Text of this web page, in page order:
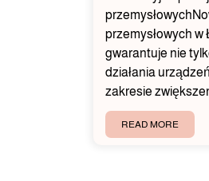
przemysłowych w
gwarantuje nie
działania
zakresie
READ MORE